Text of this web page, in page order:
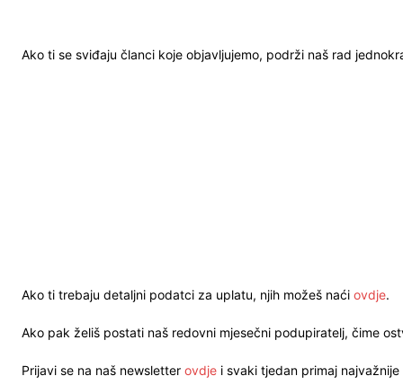
Ako ti se sviđaju članci koje objavljujemo, podrži naš rad
Ako ti trebaju detaljni podatci za uplatu, njih možeš naći ovdje.
Ako pak želiš postati naš redovni mjesečni podupiratelj, čime
Prijavi se na naš newsletter ovdje i svaki tjedan primaj